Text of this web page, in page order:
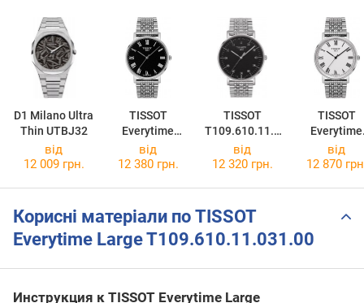
D1 Milano Ultra
Thin UTBJ32
TISSOT
Everytime
Medium
T109.410.11.0
TISSOT
T109.610.11.0
77.00
TISSOT
Everytime
Medium
від
12 009 грн.
від
12 380 грн.
від
12 320 грн.
від
12 870
Корисні матеріали по TISSOT
Everytime Large T109.610.11.031.00
Инструкция к TISSOT Everytime Large